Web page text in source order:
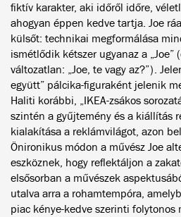
fiktív karakter, aki időről időre,
ahogyan éppen kedve tartja. Joe
külsőt: technikai megformálása
ismétlődik kétszer ugyanaz a „Joe”
változatlan: „Joe, te vagy az?”).
együtt” pálcika-figuraként jelenik
Haliti korábbi, „IKEA-zsákos
szintén a gyűjtemény és a kiállítás
kialakítása a reklámvilágot, azon
Önironikus módon a művész Joe
eszköznek, hogy reflektáljon a
elsősorban a művészek
utalva arra a rohamtempóra,
piac kénye-kedve szerinti folytonos